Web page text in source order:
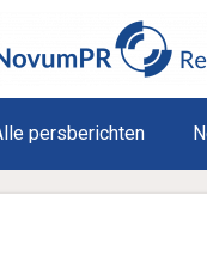
persberichten